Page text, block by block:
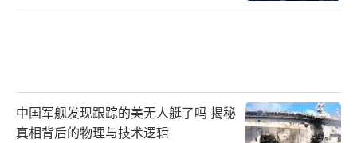
中国军舰发现跟踪的美无人艇了吗 揭秘
真相背后的物理与技术逻辑